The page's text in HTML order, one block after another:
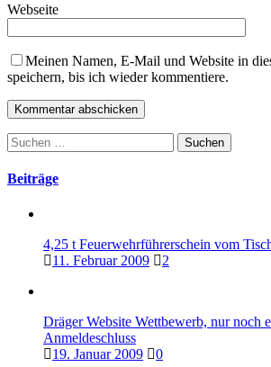
Webseite
Meinen Namen, E-Mail und Website in
speichern, bis ich wieder kommentiere.
Suchen
nach:
Beiträge
4,25 t Feuerwehrführerschein vom
11. Februar 2009
2
Dräger Website Wettbewerb, nur noch
Anmeldeschluss
19. Januar 2009
0